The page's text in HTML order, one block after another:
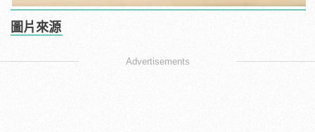
圖片來源
Advertisements